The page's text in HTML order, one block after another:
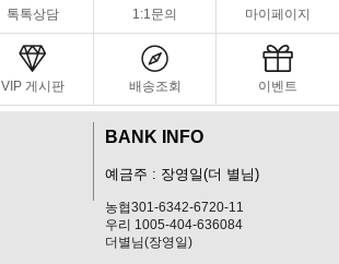
톡톡상담 1:1문의 마이페이지
VIP 게시판 배송조회 이벤트
BANK INFO
예금주 : 장영일(더 별님)
농협301-6342-6720-11
우리 1005-404-636084
더별님(장영일)